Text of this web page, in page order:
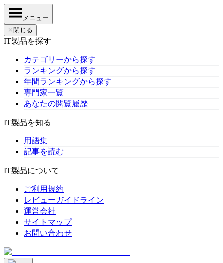
メニュー
✕ 閉じる
IT製品を探す
カテゴリーから探す
ランキングから探す
年間ランキングから探す
専門家一覧
あなたの閲覧履歴
IT製品を知る
用語集
記事を読む
IT製品について
ご利用規約
レビューガイドライン
運営会社
サイトマップ
お問い合わせ